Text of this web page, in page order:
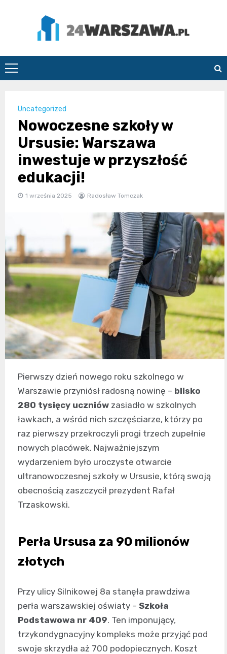
24Warszawa.pl
Uncategorized
Nowoczesne szkoły w
Ursusie: Warszawa
inwestuje w przyszłość
edukacji!
1 września 2025 Radosław Tomczak
Pierwszy dzień nowego roku szkolnego w
Warszawie przyniósł radosną nowinę – blisko
280 tysięcy uczniów zasiadło w szkolnych
ławkach, a wśród nich szczęściarze, którzy po
raz pierwszy przekroczyli progi trzech zupełnie
nowych placówek. Najważniejszym
wydarzeniem było uroczyste otwarcie
ultranowoczesnej szkoły w Ursusie, którą swoją
obecnością zaszczycił prezydent Rafał
Trzaskowski.
Perła Ursusa za 90 milionów
złotych
Przy ulicy Silnikowej 8a stanęła prawdziwa
perła warszawskiej oświaty – Szkoła
Podstawowa nr 409. Ten imponujący,
trzykondygnacyjny kompleks może przyjąć pod
swoje skrzydła aż 700 podopiecznych. Koszt